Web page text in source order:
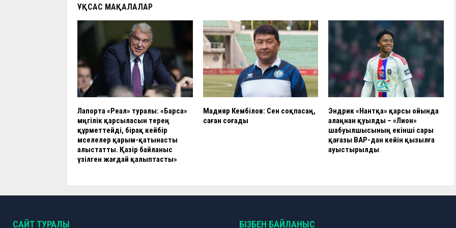
k
p
ть
ҰҚСАС МАҚАЛАЛАР
Лапорта «Реал» туралы: «Барса»
мәңгілік қарсыласын терең
құрметтейді, бірақ кейбір
мәселелер қарым-қатынасты
алыстатты. Қазір байланыс
үзілген жағдай қалыптасты»
Мадияр Кембілов: Сен соқпасаң,
саған соғады
Эндрик «Нантқа» қарсы ойында
алаңнан қуылды – «Лион»
шабуылшысының екінші сары
қағазы ВАР-дан кейін қызылға
ауыстырылды
САЙТ ТУРАЛЫ БІЗБЕН БАЙЛАНЫС